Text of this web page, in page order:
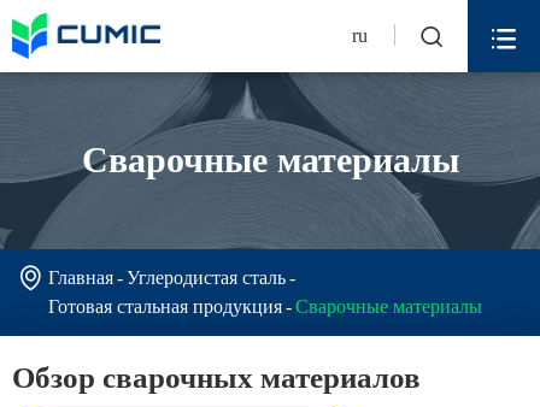
ru  
Сварочные материалы
 Главная
Углеродистая сталь
Готовая стальная продукция
Сварочные материалы
Обзор сварочных материалов